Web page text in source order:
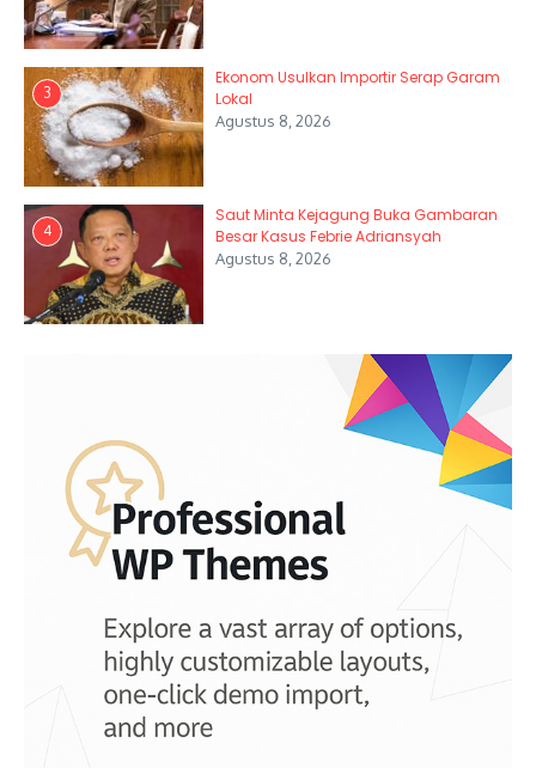
3
Ekonom Usulkan Importir Serap Garam
Lokal
Agustus 8, 2026
4
Saut Minta Kejagung Buka Gambaran
Besar Kasus Febrie Adriansyah
Agustus 8, 2026